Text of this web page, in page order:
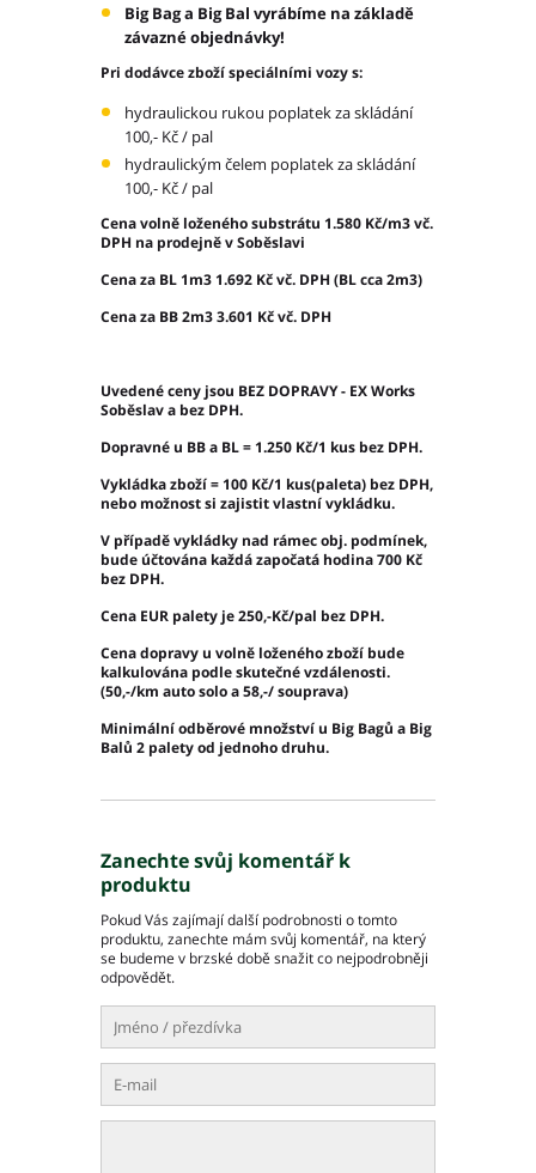
Big Bag a Big Bal vyrábíme na základě
závazné objednávky!
Pri dodávce zboží speciálními vozy s:
hydraulickou rukou poplatek za skládání
100,- Kč / pal
hydraulickým čelem poplatek za skládání
100,- Kč / pal
Cena volně loženého substrátu 1.580 Kč/m3 vč.
DPH na prodejně v Soběslavi
Cena za BL 1m3 1.692 Kč vč. DPH (BL cca 2m3)
Cena za BB 2m3 3.601 Kč vč. DPH
Uvedené ceny jsou BEZ DOPRAVY - EX Works
Soběslav a bez DPH.
Dopravné u BB a BL = 1.250 Kč/1 kus bez DPH.
Vykládka zboží = 100 Kč/1 kus(paleta) bez DPH,
nebo možnost si zajistit vlastní vykládku.
V případě vykládky nad rámec obj. podmínek,
bude účtována každá započatá hodina 700 Kč
bez DPH.
Cena EUR palety je 250,-Kč/pal bez DPH.
Cena dopravy u volně loženého zboží bude
kalkulována podle skutečné vzdálenosti.
(50,-/km auto solo a 58,-/ souprava)
Minimální odběrové množství u Big Bagů a Big
Balů 2 palety od jednoho druhu.
Zanechte svůj komentář k
produktu
Pokud Vás zajímají další podrobnosti o tomto
produktu, zanechte mám svůj komentář, na který
se budeme v brzské době snažit co nejpodrobněji
odpovědět.